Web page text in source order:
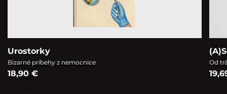
Urostorky
Bizarné príbehy z nemocnice
18,90 €
Od